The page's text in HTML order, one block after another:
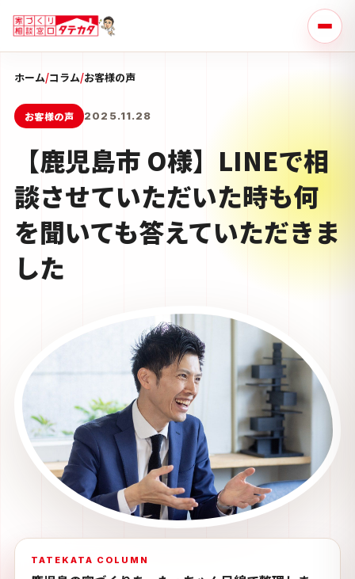
ホーム/コラム/お客様の声
お客様の声 2025.11.28
【鹿児島市 O様】LINEで相
談させていただいた時も何
を聞いても答えていただきま
した
TATEKATA COLUMN